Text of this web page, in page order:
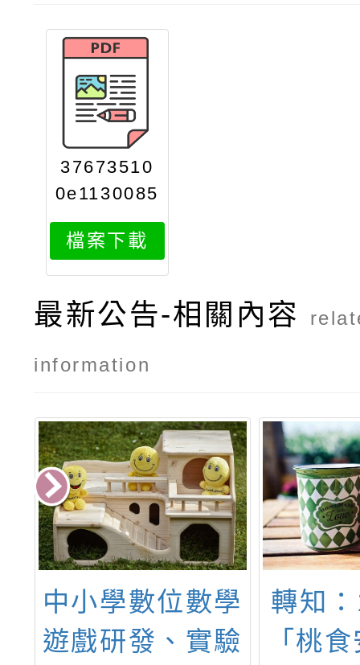
37673510
0e1130085
330print
檔案下載
最新公告-相關內容
information
轉知：114年度
「桃食安心舞動
國立
理「